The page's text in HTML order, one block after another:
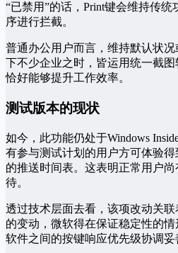
“已禁用”的话，Print键会维持传
序进行拦截。
普通办公用户而言，维持默认状
下不少企业之时，皆运用统一截
恰好能够提升工作效率。
测试版本的现状
如今，此功能仍处于Windows
有参与测试计划的用户方可体验
的推送时间表。这表明正常用户
待。
透过技术层面去看，该项改动关
的变动，微软得在保证稳定性的
软件之间的按键响应优先级协调妥